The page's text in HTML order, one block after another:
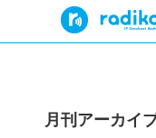
月刊アーカイ